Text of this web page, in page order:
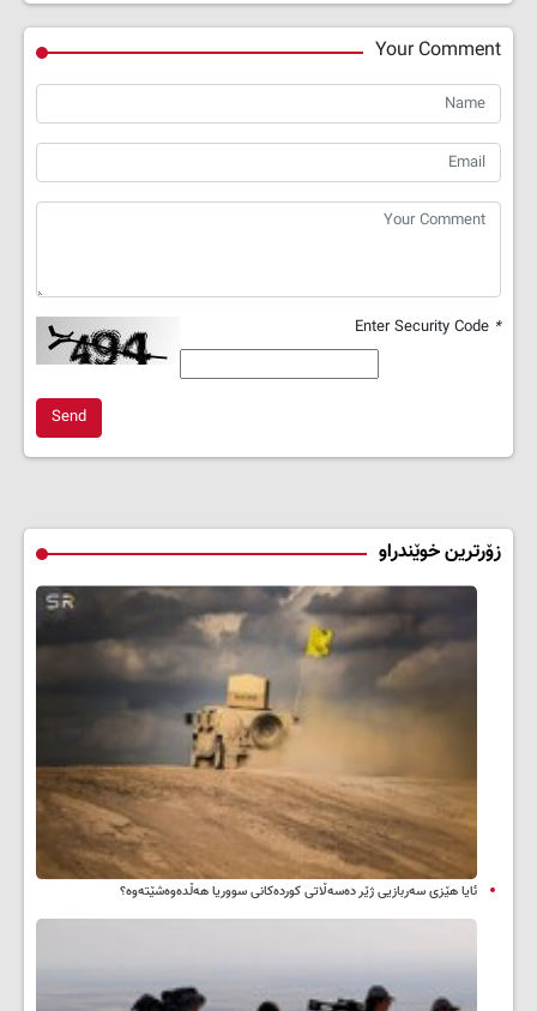
Your Comment
*
Send
زۆرترین خوێندراو
ئایا هێزی سەربازیی ژێر دەسەڵاتی کوردەکانی سووریا هەڵدەوەشێتەوە؟